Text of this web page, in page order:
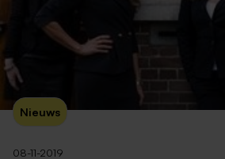
Nieuws
08-11-2019